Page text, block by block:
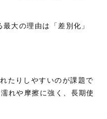
大の理由は「差別化」
たりしやすいのが課題で
れや摩擦に強く、長期使